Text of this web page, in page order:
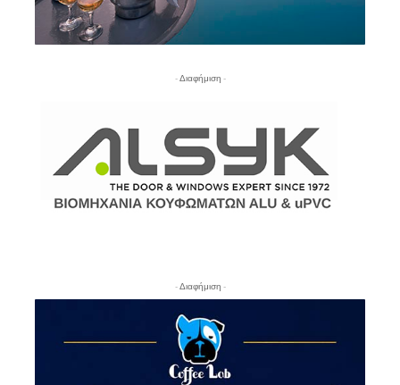
- Διαφήμιση -
- Διαφήμιση -